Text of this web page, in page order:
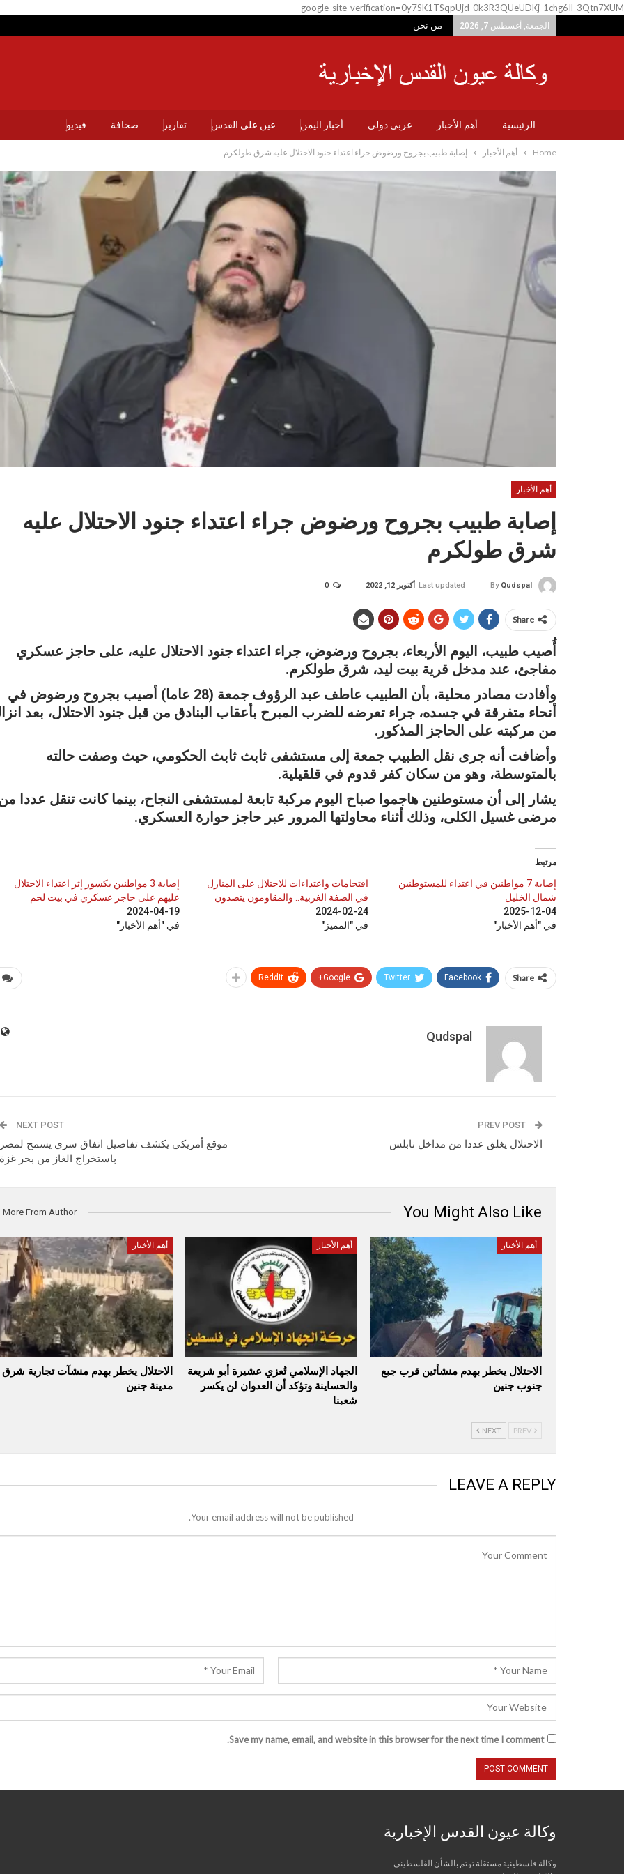
google-site-verification=0y7SK1TSqpUjd-0k3R3QUeUDKj-1chg6Il-3Qtn7XUM
الجمعة, أغسطس 7, 2026 من نحن
الرئيسية أهم الأخبار عربي دولي أخبار اليمن عين على القدس تقارير صحافة فيديو
Home أهم الأخبار إصابة طبيب بجروح ورضوض جراء اعتداء جنود الاحتلال عليه شرق طولكرم
أهم الأخبار
إصابة طبيب بجروح ورضوض جراء اعتداء جنود الاحتلال عليه
شرق طولكرم
By Qudspal
Last updated أكتوبر 12, 2022
Share
أُصيب طبيب، اليوم الأربعاء، بجروح ورضوض، جراء اعتداء جنود الاحتلال عليه، على حاجز عسكري
مفاجئ، عند مدخل قرية بيت ليد، شرق طولكرم.
وأفادت مصادر محلية، بأن الطبيب عاطف عبد الرؤوف جمعة (28 عاما) أصيب بجروح ورضوض في
أنحاء متفرقة في جسده، جراء تعرضه للضرب المبرح بأعقاب البنادق من قبل جنود الاحتلال، بعد
من مركبته على الحاجز المذكور.
وأضافت أنه جرى نقل الطبيب جمعة إلى مستشفى ثابث ثابث الحكومي، حيث وصفت حالته
بالمتوسطة، وهو من سكان كفر قدوم في قلقيلية.
يشار إلى أن مستوطنين هاجموا صباح اليوم مركبة تابعة لمستشفى النجاح، بينما كانت تنقل عددا
مرضى غسيل الكلى، وذلك أثناء محاولتها المرور عبر حاجز حوارة العسكري.
مرتبط
إصابة 7 مواطنين في اعتداء للمستوطنين
شمال الخليل
2025-12-04
في "أهم الأخبار"
اقتحامات واعتداءات للاحتلال على المنازل
في الضفة الغربية.. والمقاومون يتصدون
2024-02-24
في "المميز"
إصابة 3 مواطنين بكسور إثر اعتداء الاحتلال
عليهم على حاجز عسكري في بيت لحم
2024-04-19
في "أهم الأخبار"
Share
Facebook
Twitter
Google+
ReddIt
Qudspal
الاحتلال يغلق عددا من مداخل نابلس
NEXT POST
موقع أمريكي يكشف تفاصيل اتفاق سري يسمح لمصر
باستخراج الغاز من بحر غزة
You Might Also Like
More From Author
أهم الأخبار
الاحتلال يخطر بهدم منشأتين قرب جبع
جنوب جنين
أهم الأخبار
الجهاد الإسلامي تُعزي عشيرة أبو شريعة
والحساينة وتؤكد أن العدوان لن يكسر
شعبنا
أهم الأخبار
الاحتلال يخطر بهدم منشآت تجارية شرق
مدينة جنين
NEXT
LEAVE A REPLY
Your email address will not be published.
Save my name, email, and website in this browser for the next time I comment.
وكالة عيون القدس الإخبارية
وكالة فلسطينية مستقلة تهتم بالشأن الفلسطيني